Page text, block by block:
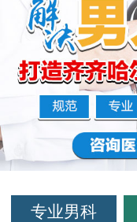
专业男科